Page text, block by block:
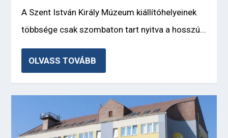
A Szent István Király Múzeum kiállítóhelyeinek
többsége csak szombaton tart nyitva a hosszú...
OLVASS TOVÁBB